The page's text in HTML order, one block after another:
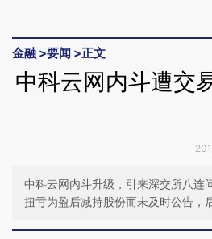
金融 >要闻 >正文
中科云网内斗遭交
中科云网内斗升级，引来深交所八连
扭亏为盈后减持股份而未及时公告，